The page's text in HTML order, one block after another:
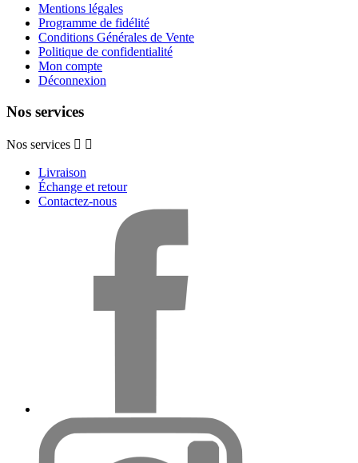
Mentions légales
Programme de fidélité
Conditions Générales de Vente
Politique de confidentialité
Mon compte
Déconnexion
Nos services
Nos services  
Livraison
Échange et retour
Contactez-nous